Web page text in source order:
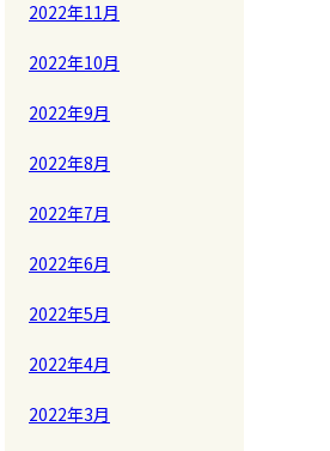
2022年11月
2022年10月
2022年9月
2022年8月
2022年7月
2022年6月
2022年5月
2022年4月
2022年3月